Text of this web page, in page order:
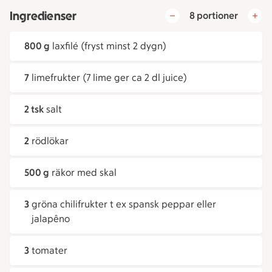
Ingredienser 8 portioner
800 g laxfilé (fryst minst 2 dygn)
7 limefrukter (7 lime ger ca 2 dl juice)
2 tsk salt
2 rödlökar
500 g räkor med skal
3 gröna chilifrukter t ex spansk peppar eller
jalapêno
3 tomater